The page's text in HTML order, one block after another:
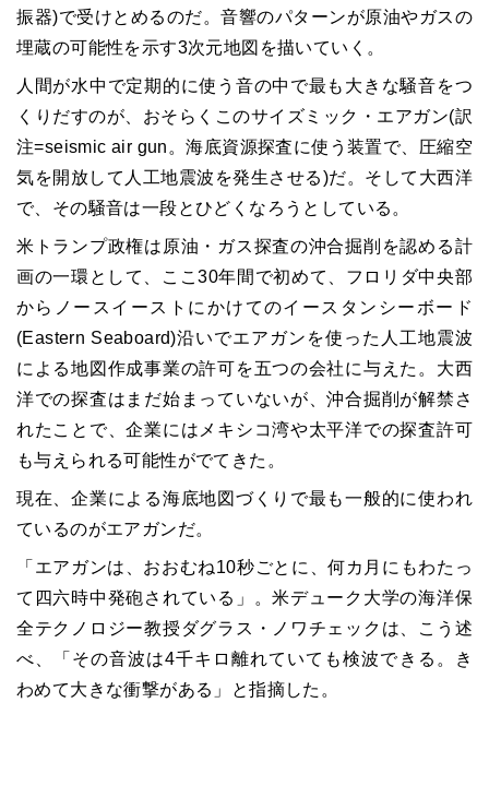
振器)で受けとめるのだ。音響のパターンが原油やガスの
埋蔵の可能性を示す3次元地図を描いていく。
人間が水中で定期的に使う音の中で最も大きな騒音をつ
くりだすのが、おそらくこのサイズミック・エアガン(訳
注=seismic air gun。海底資源探査に使う装置で、圧縮空
気を開放して人工地震波を発生させる)だ。そして大西洋
で、その騒音は一段とひどくなろうとしている。
米トランプ政権は原油・ガス探査の沖合掘削を認める計
画の一環として、ここ30年間で初めて、フロリダ中央部
からノースイーストにかけてのイースタンシーボード
(Eastern Seaboard)沿いでエアガンを使った人工地震波
による地図作成事業の許可を五つの会社に与えた。大西
洋での探査はまだ始まっていないが、沖合掘削が解禁さ
れたことで、企業にはメキシコ湾や太平洋での探査許可
も与えられる可能性がでてきた。
現在、企業による海底地図づくりで最も一般的に使われ
ているのがエアガンだ。
「エアガンは、おおむね10秒ごとに、何カ月にもわたっ
て四六時中発砲されている」。米デューク大学の海洋保
全テクノロジー教授ダグラス・ノワチェックは、こう述
べ、「その音波は4千キロ離れていても検波できる。き
わめて大きな衝撃がある」と指摘した。